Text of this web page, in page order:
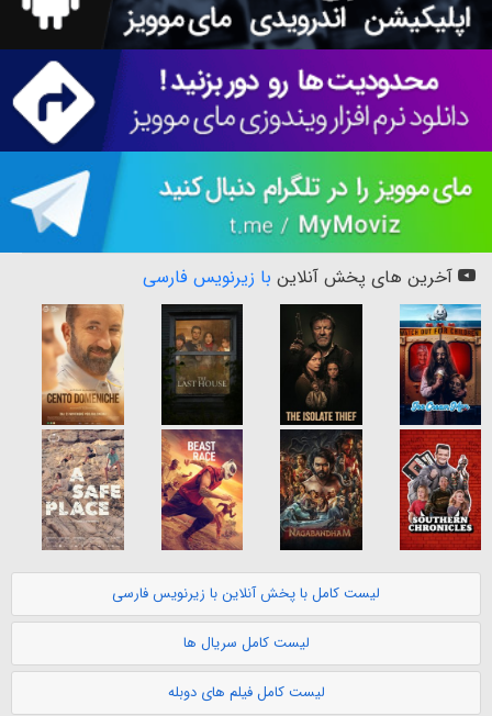
آخرین های پخش آنلاین با زیرنویس فارسی
لیست کامل با پخش آنلاین با زیرنویس فارسی
لیست کامل سریال ها
لیست کامل فیلم های دوبله